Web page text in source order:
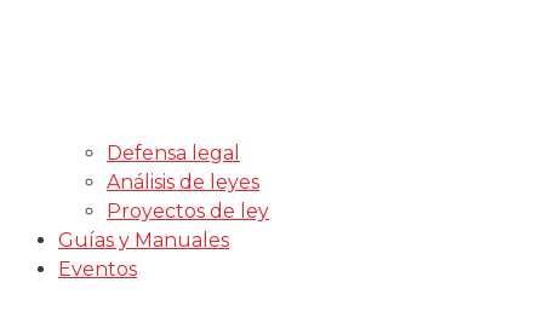
Defensa legal
Análisis de leyes
Proyectos de ley
Guías y Manuales
Eventos